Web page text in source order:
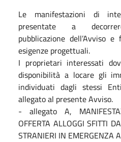
Le manifestazioni di
presentate a
pubblicazione dell’Avviso
esigenze progettuali.
I proprietari interessati
disponibilità a locare gli
individuati dagli stessi
allegato al presente Avviso.
- allegato A,
OFFERTA ALLOGGI SFITTI
STRANIERI IN EMERGENZA